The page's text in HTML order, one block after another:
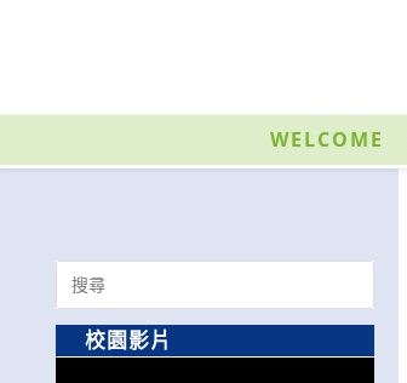
內
WELCOME
Search
for:
校園影片